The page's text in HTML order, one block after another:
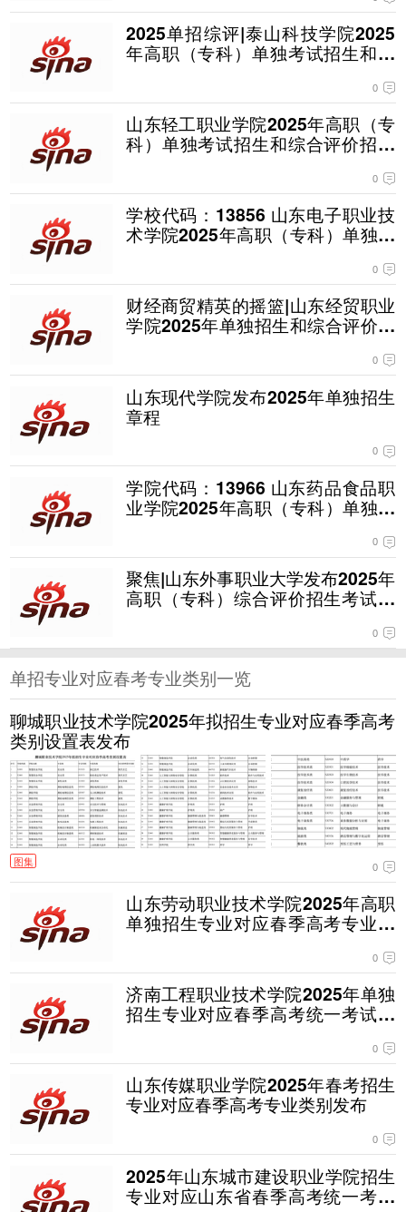
2025单招综评|泰山科技学院2025
年高职（专科）单独考试招生和综
0
山东轻工职业学院2025年高职（专
科）单独考试招生和综合评价招生
0
学校代码：13856 山东电子职业技
术学院2025年高职（专科）单独招
0
财经商贸精英的摇篮|山东经贸职业
学院2025年单独招生和综合评价招
0
山东现代学院发布2025年单独招生
章程
0
学院代码：13966 山东药品食品职
业学院2025年高职（专科）单独考
0
聚焦|山东外事职业大学发布2025年
高职（专科）综合评价招生考试说
0
单招专业对应春考专业类别一览
聊城职业技术学院2025年拟招生专业对应春季高考
类别设置表发布
图集 0
山东劳动职业技术学院2025年高职
单独招生专业对应春季高考专业类
0
济南工程职业技术学院2025年单独
招生专业对应春季高考统一考试专
0
山东传媒职业学院2025年春考招生
专业对应春季高考专业类别发布
0
2025年山东城市建设职业学院招生
专业对应山东省春季高考统一考试